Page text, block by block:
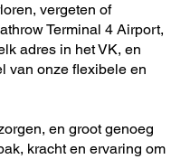
vergeten of
Terminal 4 Airport,
adres in het VK, en
van onze flexibele en
en groot genoeg
kracht en ervaring om